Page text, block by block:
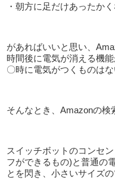
・朝方に足だけあったか
があればいいと思い、
時間後に電気が消える機
〇時に電気がつくものはな
そんなとき、Amazonの検
スイッチボットのコンセン
フができるもの)と普通の
とを閃き、小さいサイズ